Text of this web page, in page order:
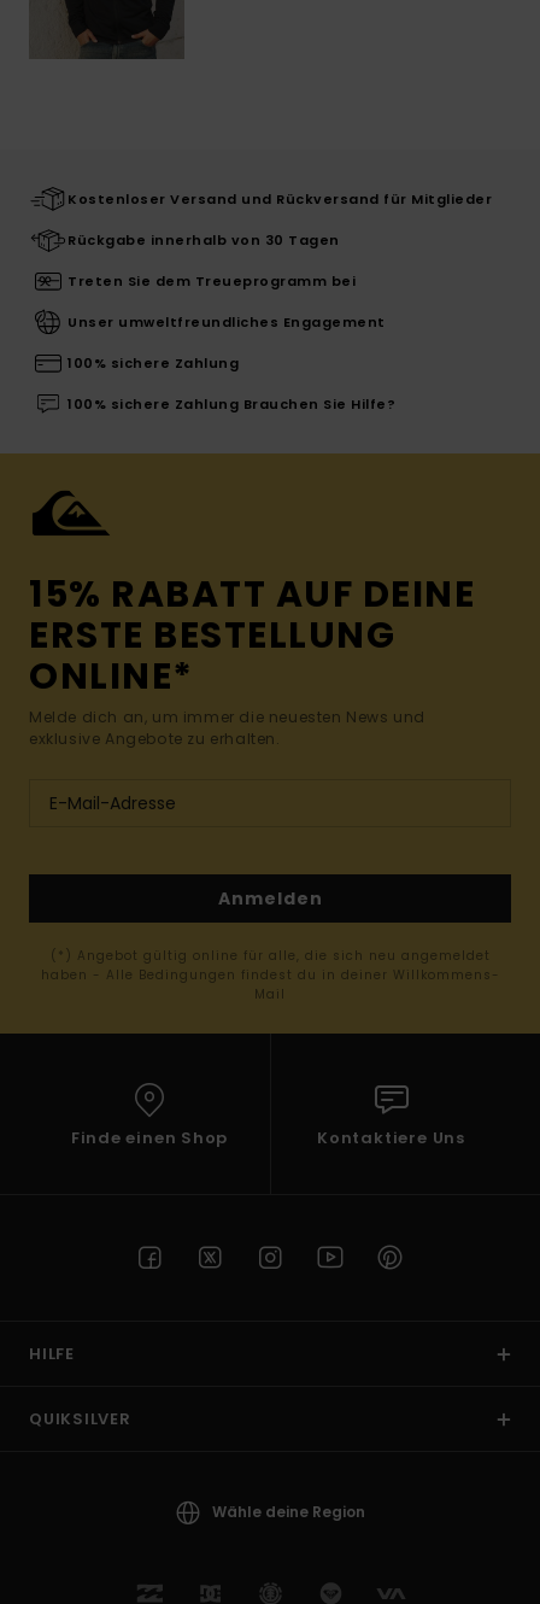
Kostenloser Versand und Rückversand für Mitglieder
Rückgabe innerhalb von 30 Tagen
Treten Sie dem Treueprogramm bei
Unser umweltfreundliches Engagement
100% sichere Zahlung
100% sichere Zahlung Brauchen Sie Hilfe?
15% RABATT AUF DEINE
ERSTE BESTELLUNG
ONLINE*
Melde dich an, um immer die neuesten News und
exklusive Angebote zu erhalten.
Anmelden
(*) Angebot gültig online für alle, die sich neu angemeldet
haben - Alle Bedingungen findest du in deiner Willkommens-
Mail
Finde einen Shop Kontaktiere Uns
HILFE
QUIKSILVER
Wähle deine Region